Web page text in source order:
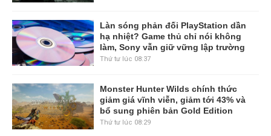
Làn sóng phản đối PlayStation dần
hạ nhiệt? Game thủ chỉ nói không
làm, Sony vẫn giữ vững lập trường
Thứ tư lúc 08:37
Monster Hunter Wilds chính thức
giảm giá vĩnh viễn, giảm tới 43% và
bổ sung phiên bản Gold Edition
Thứ tư lúc 08:29